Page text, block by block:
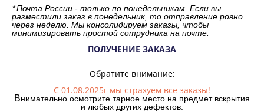
*Почта России - только по понедельникам. Если вы
разместили заказ в понедельник, то отправление ровно
через неделю. Мы консолидируем заказы, чтобы
минимизировать простой сотрудника на почте.
ПОЛУЧЕНИЕ ЗАКАЗА
Обратите внимание:
С 01.08.2025г мы страхуем все заказы!
Внимательно осмотрите тарное место на предмет вскрытия
и любых других дефектов.